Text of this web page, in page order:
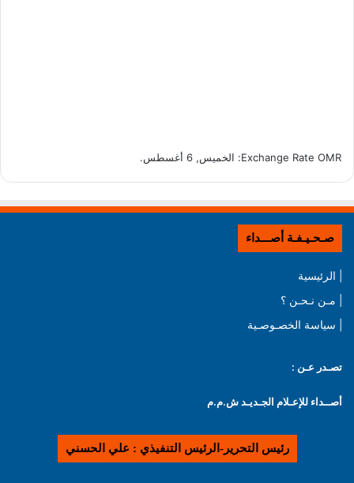
Exchange Rate OMR : الخميس, 6 أغسطس.
صـحـيـفـة أصـــداء
| الرئيسية
| مـن نـحـن ؟
| سياسة الخصـوصـية
تصـدر عـن :
أصــداء للإعـلام الجـديـد ش.م.م
رئيس التحرير-الرئيس التنفيذي : علي الحسني